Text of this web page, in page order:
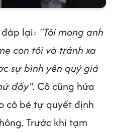
đáp lại: "Tôi mong anh
con tôi và tránh xa
sự bình yên quý giá
đấy". Cô cũng hứa
cô bé tự quyết định
Trước khi tạm